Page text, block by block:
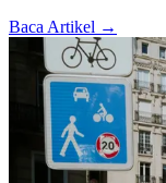
Baca Artikel →